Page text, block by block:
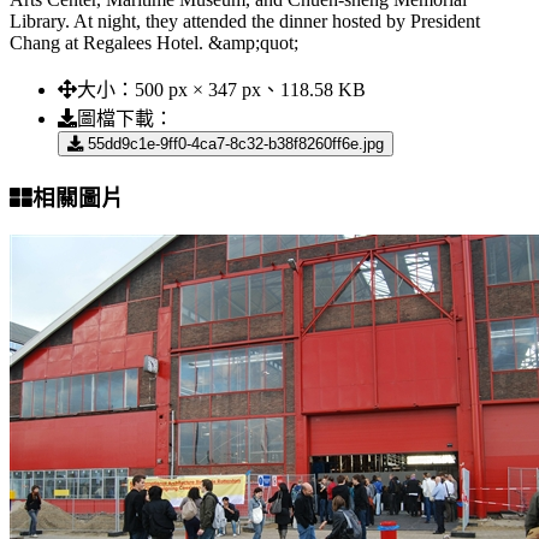
Library. At night, they attended the dinner hosted by President
Chang at Regalees Hotel. &amp;quot;
大小： 500 px × 347 px、118.58 KB
圖檔下載：
55dd9c1e-9ff0-4ca7-8c32-b38f8260ff6e.jpg
相關圖片